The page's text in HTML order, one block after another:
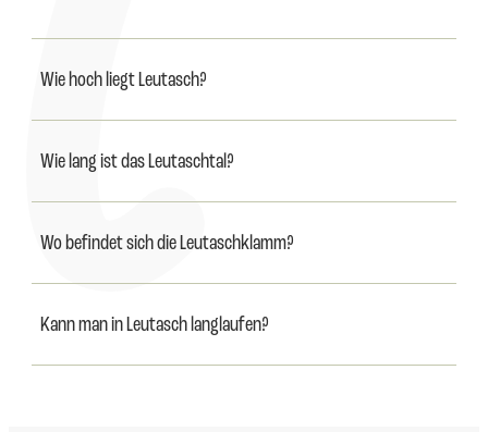
Wie hoch liegt Leutasch?
Wie lang ist das Leutaschtal?
Wo befindet sich die Leutaschklamm?
Kann man in Leutasch langlaufen?